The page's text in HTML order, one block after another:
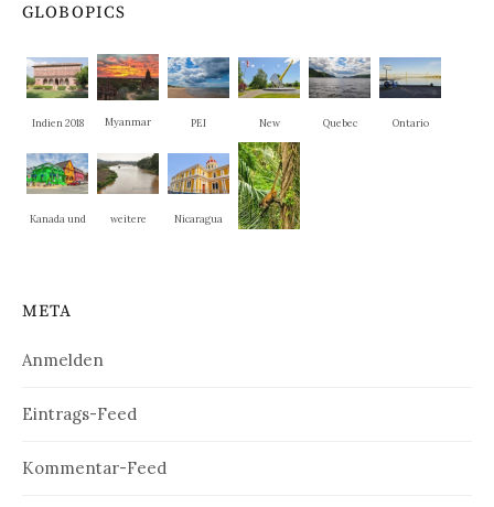
GLOBOPICS
Indien 2018 Myanmar PEI
New
Brunswick
Quebec Ontario
Kanada und
weitere
Nicaragua
META
Anmelden
Eintrags-Feed
Kommentar-Feed